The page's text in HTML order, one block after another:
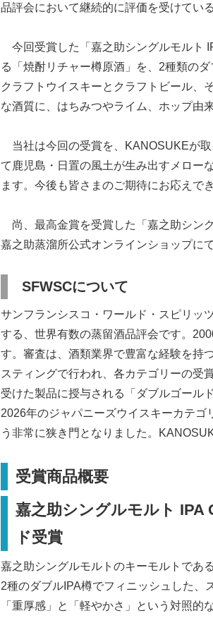
品評会において継続的に評価を受けてい
今回受賞した「嘉之助シングルモルト
る「焼酎リチャー樽原酒」を、2種類の
クラフトウイスキーとクラフトビール、
な酒質に、はちみつやライム、ホップ由
当社は今回の受賞を、KANOSUKEが
て鹿児島・日置の風土が生み出すメロー
ます。今後も皆さまのご期待にお応えで
尚、最高金賞を受賞した「嘉之助シン
嘉之助蒸溜所公式オンラインショップに
SFWSCについて
サンフランシスコ・ワールド・スピリッ
する、世界有数の蒸留酒品評会です。
す。審査は、酒類業界で豊富な経験を持
スティングで行われ、各カテゴリーの受
受けた製品に授与される「ダブルゴール
2026年のジャパニーズウイスキーカテ
う非常に狭き門となりました。
受賞商品概要
嘉之助シングルモルト IPA
ド受賞
嘉之助シングルモルトのキーモルトであ
2種のダブルIPA樽でフィニッシュした、
「重厚感」と「軽やかさ」という対照
Japanese
English